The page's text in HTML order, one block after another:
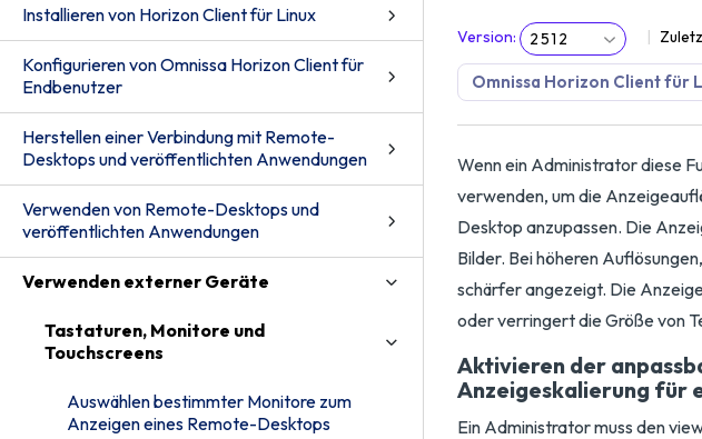
Installieren von Horizon Client für Linux
Konfigurieren von Omnissa Horizon Client für
Endbenutzer
Herstellen einer Verbindung mit Remote-
Desktops und veröffentlichten Anwendungen
Verwenden von Remote-Desktops und
veröffentlichten Anwendungen
Verwenden externer Geräte
Tastaturen, Monitore und
Touchscreens
Auswählen bestimmter Monitore zum
Anzeigen eines Remote-Desktops
Version: 2512
Omnissa Horizon Client für
Wenn ein Administrator diese
verwenden, um die
Desktop anzupassen. Die
Bilder. Bei höheren
schärfer angezeigt. Die
oder verringert die Größe von
Aktivieren der
Anzeigeskalierung für
Ein Administrator muss den